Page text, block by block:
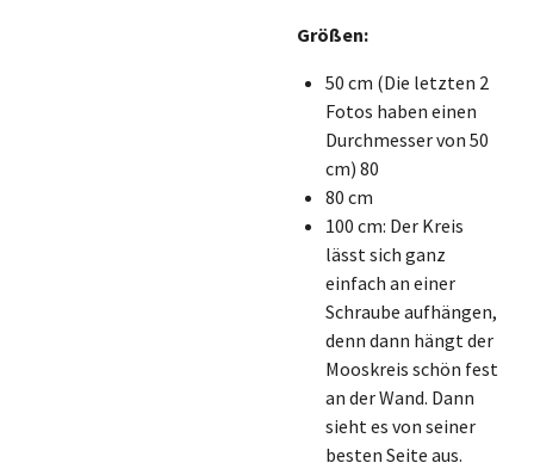
Größen:
50 cm (Die letzten 2
Fotos haben einen
Durchmesser von 50
cm) 80
80 cm
100 cm: Der Kreis
lässt sich ganz
einfach an einer
Schraube aufhängen,
denn dann hängt der
Mooskreis schön fest
an der Wand. Dann
sieht es von seiner
besten Seite aus.